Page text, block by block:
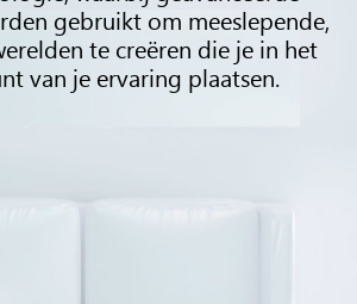
gebruikt om meeslepende,
te creëren die je in het
van je ervaring plaatsen.